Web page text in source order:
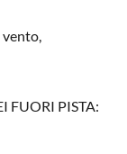
vento,
FUORI PISTA: